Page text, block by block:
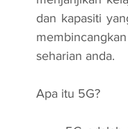
dan kapasiti
seharian anda.
Apa itu 5G?